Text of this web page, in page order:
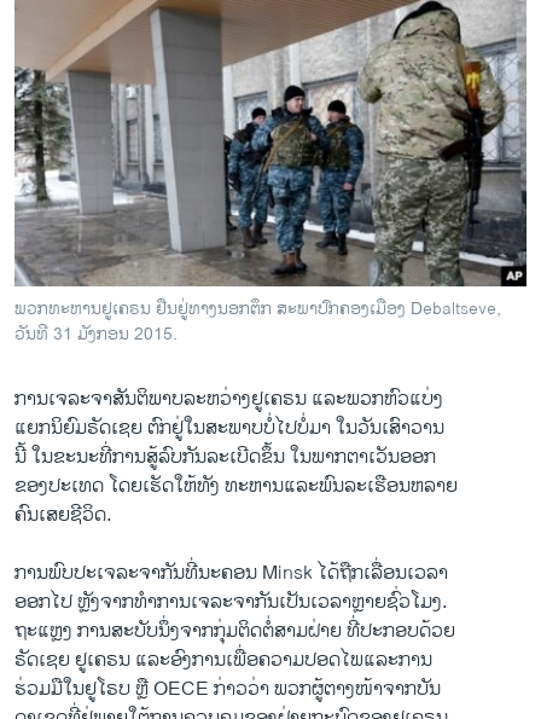
ອິດສະຫຼະພາບດ້ານການຂ່າວ
ຊີວິດຊາວລາວ
ຊຸມຊົນຊາວລາວ
ວິທະຍາສາດ-ເທັກໂນໂລຈີ
ທຸລະກິດ
ພາສາອັງກິດ
ວີດີໂອ
ລາຍການກະຈາຍສຽງ
ລາຍງານ
ຕິດຕາມພວກເຮົາ ທີ່
ພາສາຕ່າງໆ
ພວກທະຫານຢູເຄຣນ ຢືນຢູ່ທາງນອກຕຶກ ສະພາປົກຄອງເມືອງ Debaltseve,
ວັນທີ 31 ມັງກອນ 2015.
ການ​ເຈລະຈາ​ສັນຕິພາບ​ລະຫວ່າງ​ຢູ​ເຄຣນ ​ແລະ​ພວກ​ຫົວ​ແບ່ງ​
ແຍກ​ນິຍົມຣັດ​ເຊຍ ຕົກ​ຢູ່​ໃນ​ສະພາບ​ບໍ່​ໄປ​ບໍ່​ມາ ​ໃນ​ວັນ​ເສົາ​ວານ​
ນີ້ ​ໃນ​ຂະນະ​ທີ່​ການ​ສູ້​ລົບ​ກັນລະ​ເບີດ​ຂຶ້ນ ໃນ​ພາກ​ຕາ​ເວັນ​ອອກ​
ຂອງ​ປະ​ເທດ ໂດຍ​ເຮັດ​ໃຫ້​ທັງ​ ​ທະຫານ​ແລະ​ພົນລະ​ເຮືອນ​ຫລາຍ
ຄົນ​ເສຍ​ຊີວິດ​.
ການ​ພົບ​ປະ​ເຈລະຈາ​ກັນ​ທີ່​ນະຄອນ Minsk ​ໄດ້​ຖືກ​ເລື່ອນ​ເວລາ
​ອອກ​ໄປ ຫຼັງ​ຈາກທຳ​ການ​ເຈລະຈາ​ກັນ​ເປັນ​ເວລາ​ຫຼາຍ​ຊົ່ວ​ໂມງ.
ຖະ​ແຫຼ​ງ ການສະບັບ​ນຶ່ງ​ຈາກ​ກຸ່ມ​ຕິດ​ຕໍ່​ສາມ​ຝ່າຍ ​ທີ່​ປະກອບ​ດ້ວຍ
ຣັດ​ເຊຍ ຢູ​ເຄຣນ ​ແລະ​ອົງການ​ເພື່ອ​ຄວາມ​ປອດ​ໄພ​ແລະ​ການ​
ຮ່ວມ​ມື​ໃນ​ຢູ​ໂຣບ ຫຼື OECE ກ່າວ​ວ່າ ພວກ​ຜູ້ຕາງໜ້າ​ຈາກ​ບັນ